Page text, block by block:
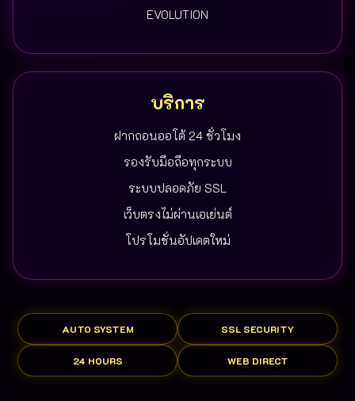
EVOLUTION
บริการ
ฝากถอนออโต้ 24 ชั่วโมง
รองรับมือถือทุกระบบ
ระบบปลอดภัย SSL
เว็บตรงไม่ผ่านเอเย่นต์
โปรโมชั่นอัปเดตใหม่
AUTO SYSTEM SSL SECURITY
24 HOURS WEB DIRECT